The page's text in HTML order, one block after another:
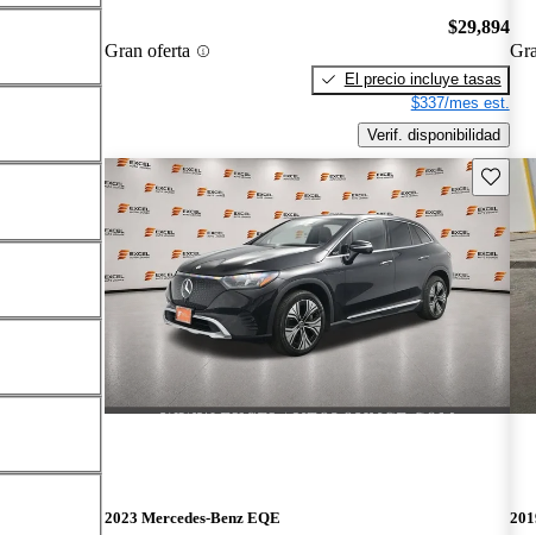
Gran oferta
$29,894
El precio incluye tasas
$337/mes est.
Verif. disponibilidad
2023 Mercedes-Benz EQE